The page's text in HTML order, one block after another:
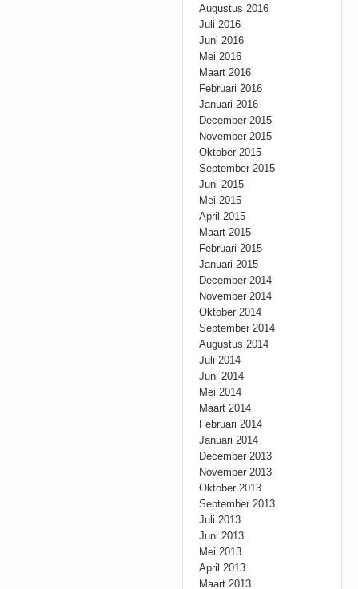
Augustus 2016
Juli 2016
Juni 2016
Mei 2016
Maart 2016
Februari 2016
Januari 2016
December 2015
November 2015
Oktober 2015
September 2015
Juni 2015
Mei 2015
April 2015
Maart 2015
Februari 2015
Januari 2015
December 2014
November 2014
Oktober 2014
September 2014
Augustus 2014
Juli 2014
Juni 2014
Mei 2014
Maart 2014
Februari 2014
Januari 2014
December 2013
November 2013
Oktober 2013
September 2013
Juli 2013
Juni 2013
Mei 2013
April 2013
Maart 2013